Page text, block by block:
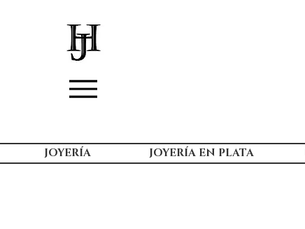
JOYERÍA JOYERÍA EN PLATA